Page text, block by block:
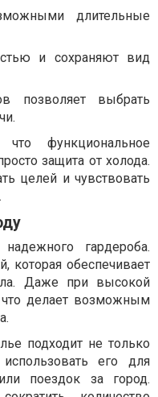
длительные
и сохраняют вид
позволяет выбрать
функциональное
защита от холода.
целей и чувствовать
гардероба.
которая обеспечивает
Даже при высокой
что делает возможным
подходит не только
его для
поездок за город.